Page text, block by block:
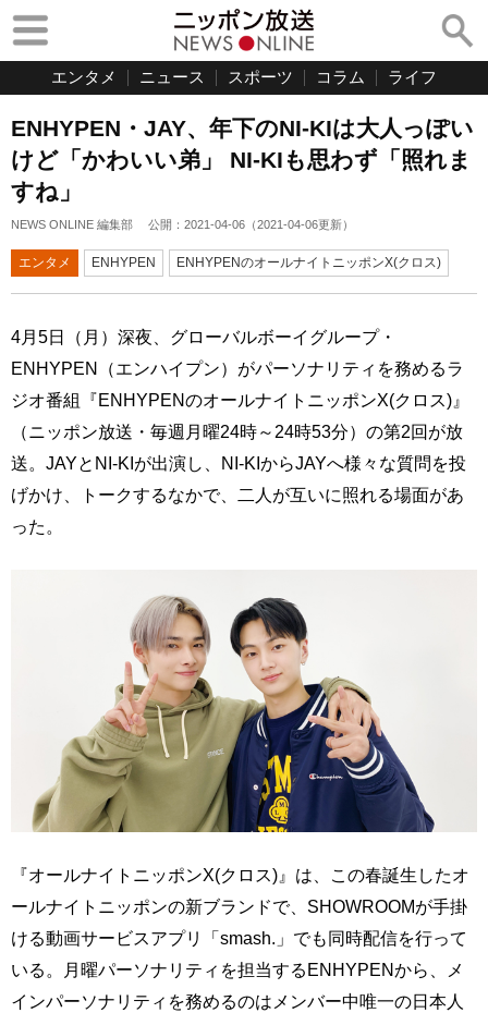
エンタメ ニュース スポーツ コラム ライフ
ENHYPEN・JAY、年下のNI-KIは大人っぽい
けど「かわいい弟」 NI-KIも思わず「照れま
すね」
NEWS ONLINE 編集部 公開： 2021-04-06 （2021-04-06更新）
エンタメ ENHYPEN ENHYPENのオールナイトニッポンX(クロス)
4月5日（月）深夜、グローバルボーイグループ・
ENHYPEN（エンハイプン）がパーソナリティを務めるラ
ジオ番組『ENHYPENのオールナイトニッポンX(クロス)』
（ニッポン放送・毎週月曜24時～24時53分）の第2回が放
送。JAYとNI-KIが出演し、NI-KIからJAYへ様々な質問を投
げかけ、トークするなかで、二人が互いに照れる場面があ
った。
『オールナイトニッポンX(クロス)』は、この春誕生したオ
ールナイトニッポンの新ブランドで、SHOWROOMが手掛
ける動画サービスアプリ「smash.」でも同時配信を行って
いる。月曜パーソナリティを担当するENHYPENから、メ
インパーソナリティを務めるのはメンバー中唯一の日本人